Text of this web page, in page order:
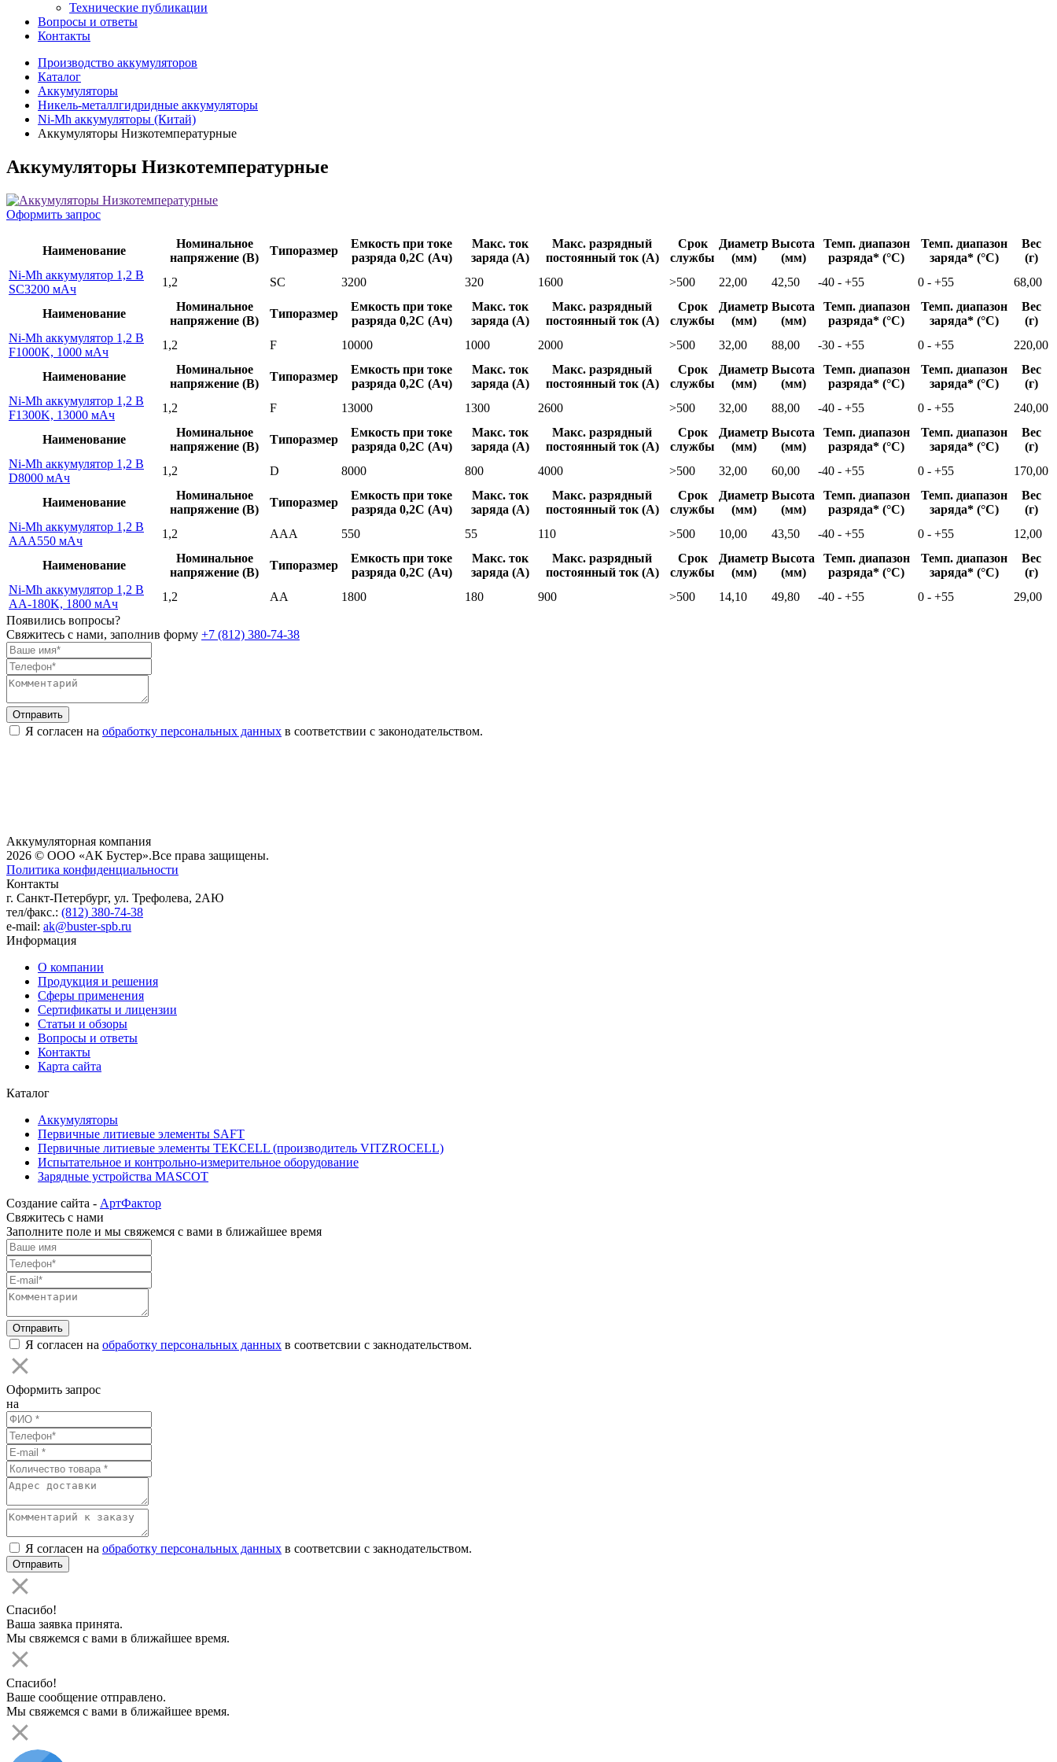
Технические публикации
Вопросы и ответы
Контакты
Производство аккумуляторов
Каталог
Аккумуляторы
Никель-металлгидридные аккумуляторы
Ni-Mh аккумуляторы (Китай)
Аккумуляторы Низкотемпературные
Аккумуляторы Низкотемпературные
Оформить запрос
Наименование
Номинальное
напряжение (В)
Типоразмер
Емкость при токе
разряда 0,2С (Ач)
Макс. ток
заряда (А)
Макс. разрядный
постоянный ток (А)
Срок
службы
Диаметр
(мм)
Высота
(мм)
Темп. диапазон
разряда* (°C)
Темп. диапазон
заряда* (°C)
Вес
(г)
Ni-Mh аккумулятор 1,2 В
SC3200 мАч
1,2 SC 3200 320 1600 >500 22,00 42,50 -40 - +55 0 - +55 68,00
Наименование
Номинальное
напряжение (В)
Типоразмер
Емкость при токе
разряда 0,2С (Ач)
Макс. ток
заряда (А)
Макс. разрядный
постоянный ток (А)
Срок
службы
Диаметр
(мм)
Высота
(мм)
Темп. диапазон
разряда* (°C)
Темп. диапазон
заряда* (°C)
Вес
(г)
Ni-Mh аккумулятор 1,2 В
F1000K, 1000 мАч
1,2 F 10000 1000 2000 >500 32,00 88,00 -30 - +55 0 - +55 220,00
Наименование
Номинальное
напряжение (В)
Типоразмер
Емкость при токе
разряда 0,2С (Ач)
Макс. ток
заряда (А)
Макс. разрядный
постоянный ток (А)
Срок
службы
Диаметр
(мм)
Высота
(мм)
Темп. диапазон
разряда* (°C)
Темп. диапазон
заряда* (°C)
Вес
(г)
Ni-Mh аккумулятор 1,2 В
F1300K, 13000 мАч
1,2 F 13000 1300 2600 >500 32,00 88,00 -40 - +55 0 - +55 240,00
Наименование
Номинальное
напряжение (В)
Типоразмер
Емкость при токе
разряда 0,2С (Ач)
Макс. ток
заряда (А)
Макс. разрядный
постоянный ток (А)
Срок
службы
Диаметр
(мм)
Высота
(мм)
Темп. диапазон
разряда* (°C)
Темп. диапазон
заряда* (°C)
Вес
(г)
Ni-Mh аккумулятор 1,2 В
D8000 мАч
1,2 D 8000 800 4000 >500 32,00 60,00 -40 - +55 0 - +55 170,00
Наименование
Номинальное
напряжение (В)
Типоразмер
Емкость при токе
разряда 0,2С (Ач)
Макс. ток
заряда (А)
Макс. разрядный
постоянный ток (А)
Срок
службы
Диаметр
(мм)
Высота
(мм)
Темп. диапазон
разряда* (°C)
Темп. диапазон
заряда* (°C)
Вес
(г)
Ni-Mh аккумулятор 1,2 В
AAA550 мАч
1,2 AAA 550 55 110 >500 10,00 43,50 -40 - +55 0 - +55 12,00
Наименование
Номинальное
напряжение (В)
Типоразмер
Емкость при токе
разряда 0,2С (Ач)
Макс. ток
заряда (А)
Макс. разрядный
постоянный ток (А)
Срок
службы
Диаметр
(мм)
Высота
(мм)
Темп. диапазон
разряда* (°C)
Темп. диапазон
заряда* (°C)
Вес
(г)
Ni-Mh аккумулятор 1,2 В
AA-180K, 1800 мАч
1,2 AA 1800 180 900 >500 14,10 49,80 -40 - +55 0 - +55
29,00
Появились вопросы?
Свяжитесь с нами, заполнив форму +7 (812) 380-74-38
Я согласен на обработку персональных данных в соответствии с законодательством.
Аккумуляторная компания
2026 © ООО «АК Бустер».Все права защищены.
Политика конфиденциальности
Контакты
г. Санкт-Петербург, ул. Трефолева, 2АЮ
тел/факс.: (812) 380-74-38
e-mail: ak@buster-spb.ru
Информация
О компании
Продукция и решения
Сферы применения
Сертификаты и лицензии
Статьи и обзоры
Вопросы и ответы
Контакты
Карта сайта
Каталог
Аккумуляторы
Первичные литиевые элементы SAFT
Первичные литиевые элементы TEKCELL (производитель VITZROCELL)
Испытательное и контрольно-измерительное оборудование
Зарядные устройства MASCOT
Создание сайта - АртФактор
Свяжитесь с нами
Заполните поле и мы свяжемся с вами в ближайшее время
Я согласен на обработку персональных данных в соответсвии с закнодательством.
Оформить запрос
на
Я согласен на обработку персональных данных в соответсвии с закнодательством.
Спасибо!
Ваша заявка принята.
Мы свяжемся с вами в ближайшее время.
Спасибо!
Ваше сообщение отправлено.
Мы свяжемся с вами в ближайшее время.